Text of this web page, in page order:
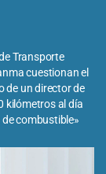
Transporte
cuestionan el
de un director de
kilómetros al día
combustible»